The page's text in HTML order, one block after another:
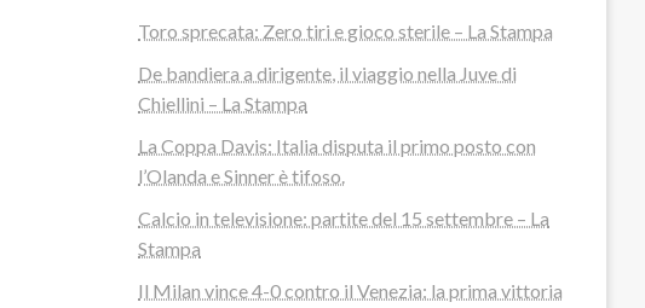
Toro sprecata: Zero tiri e gioco sterile – La Stampa
De bandiera a dirigente, il viaggio nella Juve di
Chiellini – La Stampa
La Coppa Davis: Italia disputa il primo posto con
l’Olanda e Sinner è tifoso.
Calcio in televisione: partite del 15 settembre – La
Stampa
Il Milan vince 4-0 contro il Venezia: la prima vittoria